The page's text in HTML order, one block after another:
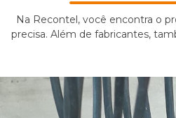
Na Recontel, você encontra o
precisa. Além de fabricantes,